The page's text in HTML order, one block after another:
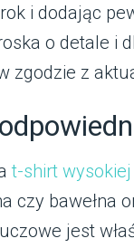
i dodając
o detale i
zgodzie z
t-shirt
czy
jest